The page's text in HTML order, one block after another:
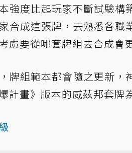
強度比起玩家不斷試驗
合成這張牌，去熟悉各職
慮要從哪套牌組去合成會
牌組範本都會隨之更新
計畫》版本的威茲邦套牌為